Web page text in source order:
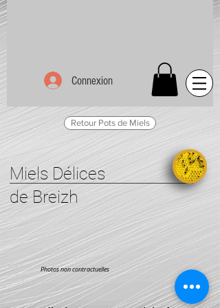
Connexion
Retour Pots de Miels
Miels Délices
de Breizh
Photos non contractuelles